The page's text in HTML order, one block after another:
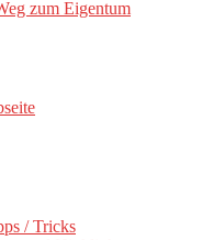
zum Eigentum
/ Tricks